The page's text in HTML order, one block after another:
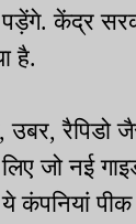
पड़ेंगे. केंद्र
है.
रैपिडो
जो नई
कंपनियां